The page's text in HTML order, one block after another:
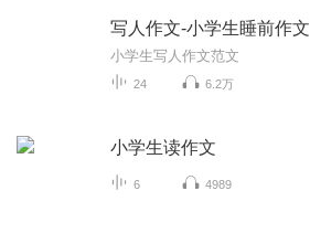
写人作文-小学生睡前作文
小学生写人作文范文
24 6.2万
小学生读作文
6 4989